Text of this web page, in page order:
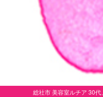
総社市 美容室ルチア 30